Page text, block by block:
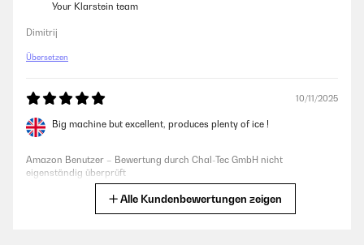
Your Klarstein team
Dimitrij
Übersetzen
10/11/2025
Big machine but excellent, produces plenty of ice !
Amazon Benutzer – Bewertung durch Chal-Tec GmbH nicht
eigenständig überprüft
Alle Kundenbewertungen zeigen